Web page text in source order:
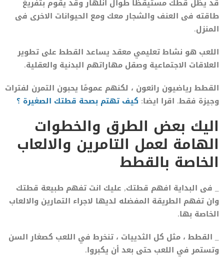
قد يظل قطك مستيقظا طوال انلهار وقد يقوم بتفريغ
طاقته فى العنف والشجار معك ومع الحيوانات الاخرى فى
المنزل.
اللعب هو نشاط تعليمي معقد يساعد القطط على تطوير
العلاقات الاجتماعية وصقل مهاراتهم البدنية والعقلية.
القطط رياضيون رائعون ، لكنهم عمومًا يحبون التمرن لفترات
وجيزة فقط. اقرا ايضا: كيف تهتم بصحة قطتك الصغيرة ؟
اليك بعض الطرق والخطوات
الهامة لعمل التامرين والالعاب
الخاصة بالقطط
_ فى البداية افهم قطتك, عليك انت تفهم طبيعة قطتك
وان تفهم الطريقة المفضله لديها لاجراء التمارين والالعاب
الخاصة بها.
_ القطط ، مثل كل الثدييات ، تنخرط في اللعب كصغار السن
وتستمر في اللعب حتى بعد أن يكبروا.